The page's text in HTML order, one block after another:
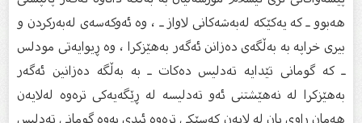
هەبوو ـ كە یەكێكە لەبەشەكانی لاواز ـ ، وە ئەوكەسەی لەبەركردن و
بیری خراپە بە بەڵگەی دەزانن ئەگەر بەهێزكرا ، وە ڕیوایەتی مودلس
ـ كە گومانی تێدایە تەدلیس دەكات ـ بە بەڵگە دەزانین ئەگەر
بەهێزكرا لە نەهێشتنی ئەو تەدلیسە لە ڕێگەیەكی ترەوە لەلایەن
هەمان ڕاوی یان لە لایەن كەسێكی ترەوە ئیدی بەوە گومانی تەدلیس